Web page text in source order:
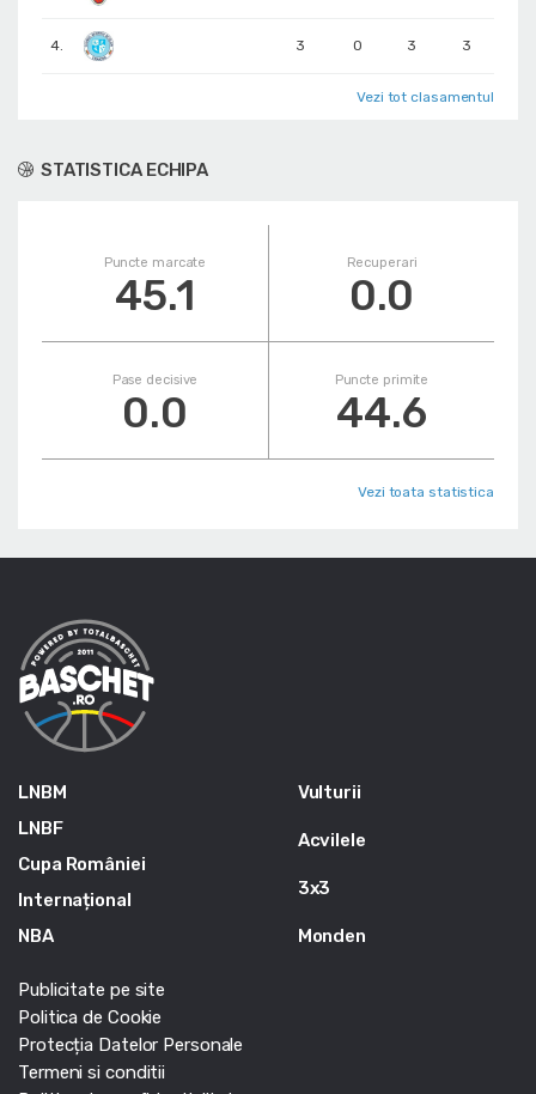
4. 3 0 3 3
Vezi tot clasamentul
STATISTICA ECHIPA
Puncte marcate
45.1
Recuperari
0.0
Pase decisive
0.0
Puncte primite
44.6
Vezi toata statistica
LNBM
LNBF
Cupa României
Internațional
NBA
Vulturii
Acvilele
3x3
Monden
Publicitate pe site
Politica de Cookie
Protecția Datelor Personale
Termeni si conditii